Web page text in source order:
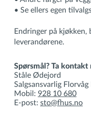
• Se ellers egen
Endringer på
leverandørene.
Spørsmål? Ta kontakt
Ståle Ødejord
Salgsansvarlig Florvåg
Mobil: 928 10 680
E-post: sto@fhus.no